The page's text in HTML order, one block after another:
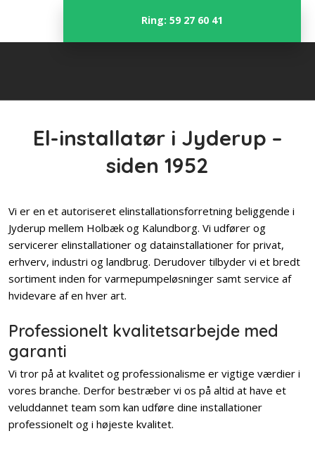
Ring: 59 27 60 41
El-installatør i Jyderup –
siden 1952
Vi er en et autoriseret elinstallationsforretning beliggende i
Jyderup mellem Holbæk og Kalundborg. Vi udfører og
servicerer elinstallationer og datainstallationer for privat,
erhverv, industri og landbrug. Derudover tilbyder vi et bredt
sortiment inden for varmepumpeløsninger samt service af
hvidevare af en hver art.
Professionelt kvalitetsarbejde med
garanti
Vi tror på at kvalitet og professionalisme er vigtige værdier i
vores branche. Derfor bestræber vi os på altid at have et
veluddannet team som kan udføre dine installationer
professionelt og i højeste kvalitet.​